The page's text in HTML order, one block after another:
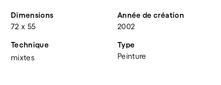
Dimensions
72 x 55
Année de création
2002
Technique
mixtes
Type
Peinture